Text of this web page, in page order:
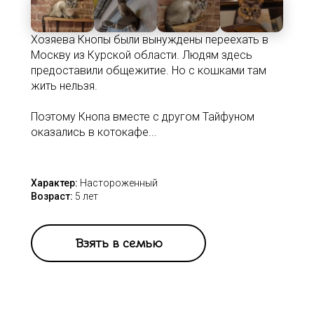
Хозяева Кнопы были вынуждены переехать в
Москву из Курской области. Людям здесь
предоставили общежитие. Но с кошками там
жить нельзя.
Поэтому Кнопа вместе с другом Тайфуном
оказались в котокафе...
Характер: Настороженный
Возраст: 5 лет
Взять в семью